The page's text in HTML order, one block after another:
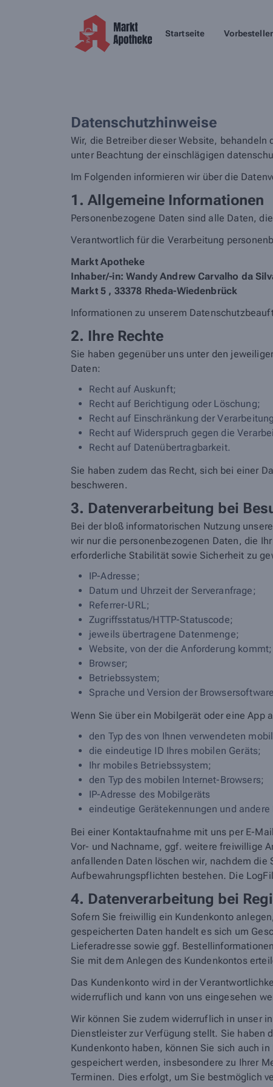
Startseite
Datenschutzhinweise
Wir, die Betreiber dieser Website,
unter Beachtung der einschlägigen
Im Folgenden informieren wir über die
1. Allgemeine Informationen
Personenbezogene Daten sind alle Daten,
Verantwortlich für die Verarbeitung
Markt Apotheke
Inhaber/-in: Wandy Andrew Carvalho da
Markt 5 , 33378 Rheda-Wiedenbrück
Informationen zu unserem
2. Ihre Rechte
Sie haben gegenüber uns unter den
Daten:
Recht auf Auskunft;
Recht auf Berichtigung oder Löschung;
Recht auf Einschränkung der
Recht auf Widerspruch gegen die
Recht auf Datenübertragbarkeit.
Sie haben zudem das Recht, sich bei einer
beschweren.
3. Datenverarbeitung bei
Bei der bloß informatorischen Nutzung
wir nur die personenbezogenen Daten, die
erforderliche Stabilität sowie Sicherheit zu
IP-Adresse;
Datum und Uhrzeit der Serveranfrage;
Referrer-URL;
Zugriffsstatus/HTTP-Statuscode;
jeweils übertragene Datenmenge;
Website, von der die Anforderung kommt;
Browser;
Betriebssystem;
Sprache und Version der
Wenn Sie über ein Mobilgerät oder eine
den Typ des von Ihnen verwendeten
die eindeutige ID Ihres mobilen Geräts;
Ihr mobiles Betriebssystem;
den Typ des mobilen Internet-Browsers;
IP-Adresse des Mobilgeräts
eindeutige Gerätekennungen und andere
Bei einer Kontaktaufnahme mit uns per E-
Vor- und Nachname, ggf. weitere freiwillige
anfallenden Daten löschen wir, nachdem
Aufbewahrungspflichten bestehen. Die
4. Datenverarbeitung bei
Sofern Sie freiwillig ein Kundenkonto
gespeicherten Daten handelt es sich um
Lieferadresse sowie ggf. Bestellinformationen
Sie mit dem Anlegen des Kundenkontos
Das Kundenkonto wird in der
widerruflich und kann von uns eingesehen
Wir können Sie zudem widerruflich in unser
Dienstleister zur Verfügung stellt. Sie haben
Kundenkonto haben, können Sie sich auch
gespeichert werden, insbesondere zu Ihrer
Terminen. Dies erfolgt, um Sie bestmöglich